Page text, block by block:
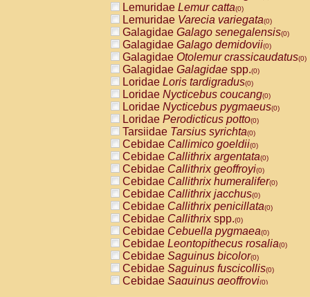
Lemuridae Lemur catta(0)
Lemuridae Varecia variegata(0)
Galagidae Galago senegalensis(0)
Galagidae Galago demidovii(0)
Galagidae Otolemur crassicaudatus(0)
Galagidae Galagidae spp.(0)
Loridae Loris tardigradus(0)
Loridae Nycticebus coucang(0)
Loridae Nycticebus pygmaeus(0)
Loridae Perodicticus potto(0)
Tarsiidae Tarsius syrichta(0)
Cebidae Callimico goeldii(0)
Cebidae Callithrix argentata(0)
Cebidae Callithrix geoffroyi(0)
Cebidae Callithrix humeralifer(0)
Cebidae Callithrix jacchus(0)
Cebidae Callithrix penicillata(0)
Cebidae Callithrixspp.(0)
Cebidae Cebuella pygmaea(0)
Cebidae Leontopithecus rosalia(0)
Cebidae Saguinus bicolor(0)
Cebidae Saguinus fuscicollis(0)
Cebidae Saguinus geoffroyi(0)